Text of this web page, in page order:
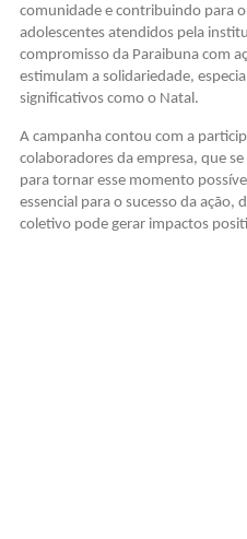
comunidade e contribuindo para
adolescentes atendidos pela
compromisso da Paraibuna com
estimulam a solidariedade,
significativos como o Natal.
A campanha contou com a
colaboradores da empresa, que
para tornar esse momento
essencial para o sucesso da
coletivo pode gerar impactos